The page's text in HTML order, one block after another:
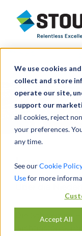
We use cookies
collect and store
operate our site,
support our
all cookies, reject
your preferences.
any time.
See ourCookie Policy
Usefor more
Accept All
Stout Relentless
Die Schweiz im
wichtigsten